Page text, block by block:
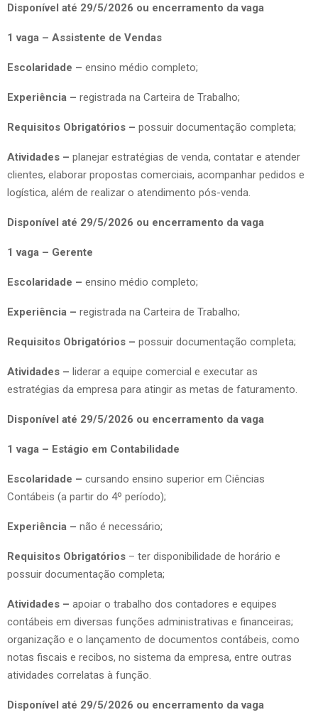
Disponível até 29/5/2026 ou encerramento da vaga
1 vaga – Assistente de Vendas
Escolaridade – ensino médio completo;
Experiência – registrada na Carteira de Trabalho;
Requisitos Obrigatórios – possuir documentação completa;
Atividades – planejar estratégias de venda, contatar e atender
clientes, elaborar propostas comerciais, acompanhar pedidos e
logística, além de realizar o atendimento pós-venda.
Disponível até 29/5/2026 ou encerramento da vaga
1 vaga – Gerente
Escolaridade – ensino médio completo;
Experiência – registrada na Carteira de Trabalho;
Requisitos Obrigatórios – possuir documentação completa;
Atividades – liderar a equipe comercial e executar as
estratégias da empresa para atingir as metas de faturamento.
Disponível até 29/5/2026 ou encerramento da vaga
1 vaga – Estágio em Contabilidade
Escolaridade – cursando ensino superior em Ciências
Contábeis (a partir do 4º período);
Experiência – não é necessário;
Requisitos Obrigatórios – ter disponibilidade de horário e
possuir documentação completa;
Atividades – apoiar o trabalho dos contadores e equipes
contábeis em diversas funções administrativas e financeiras;
organização e o lançamento de documentos contábeis, como
notas fiscais e recibos, no sistema da empresa, entre outras
atividades correlatas à função.
Disponível até 29/5/2026 ou encerramento da vaga